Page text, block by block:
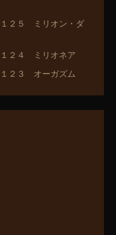
２５ ミリオン・ダ
２４ ミリオネア
２３ オーガズム